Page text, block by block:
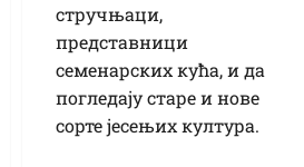
стручњаци,
представници
семенарских кућа, и да
погледају старе и нове
сорте јесењих култура.